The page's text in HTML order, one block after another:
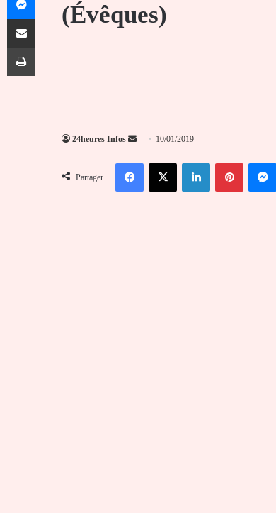
(Évêques)
24heures Infos
Envoyer
courriel
10/01/2019
Partager
FacebookX LinkedinPinterest
Partager par email